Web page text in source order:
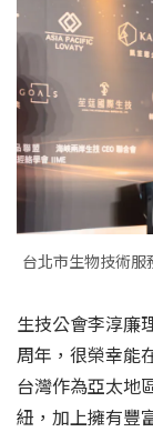
台北市生物技術
生技公會李淳廉
周年，很榮幸能
台灣作為亞太地
紐，加上擁有豐